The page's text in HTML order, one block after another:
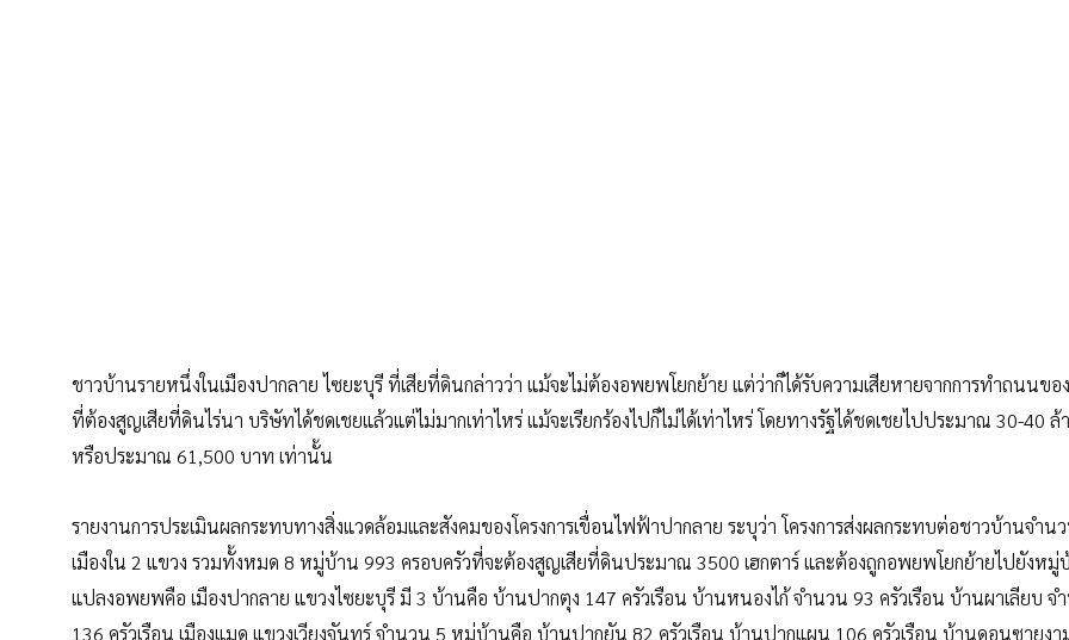
ชาวบ้านรายหนึ่งในเมืองปากลาย ไซยะบุรี ที่เสียที่ดินกล่าวว่า แม้จะไม่ต้องอพยพโยกย้าย แต่ว่าก็ได้รับความเสียหายจากการทำถนนของ
ที่ต้องสูญเสียที่ดินไร่นา บริษัทได้ชดเชยแล้วแต่ไม่มากเท่าไหร่ แม้จะเรียกร้องไปก็ไม่ได้เท่าไหร่ โดยทางรัฐได้ชดเชยไปประมาณ 30-40 ล้
หรือประมาณ 61,500 บาท เท่านั้น
รายงานการประเมินผลกระทบทางสิ่งแวดล้อมและสังคมของโครงการเขื่อนไฟฟ้าปากลาย ระบุว่า โครงการส่งผลกระทบต่อชาวบ้านจำน
เมืองใน 2 แขวง รวมทั้งหมด 8 หมู่บ้าน 993 ครอบครัวที่จะต้องสูญเสียที่ดินประมาณ 3500 เฮกตาร์ และต้องถูกอพยพโยกย้ายไปยังหมู่
แปลงอพยพคือ เมืองปากลาย แขวงไซยะบุรี มี 3 บ้านคือ บ้านปากตุง 147 ครัวเรือน บ้านหนองไก้ จำนวน 93 ครัวเรือน บ้านผาเลียบ จ
136 ครัวเรือน เมืองแมด แขวงเวียงจันทร์ จำนวน 5 หมู่บ้านคือ บ้านปากยัน 82 ครัวเรือน บ้านปากแผน 106 ครัวเรือน บ้านดอนซายงา